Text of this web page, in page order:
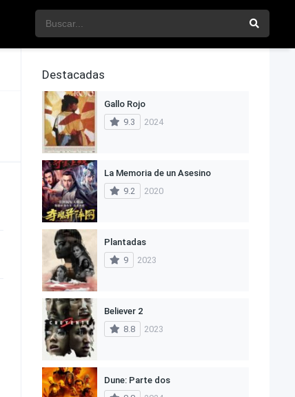
Destacadas
Gallo Rojo
9.3
2024
La Memoria de un Asesino
9.2
2020
Plantadas
9
2023
Believer 2
8.8
2023
Dune: Parte dos